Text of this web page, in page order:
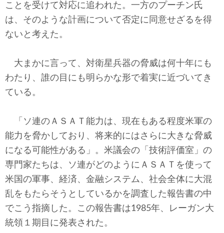
ことを受けて対応に追われた。一方のプーチン氏
は、そのような計画について否定に同意せざるを得
ないと考えた。
大まかに言って、対衛星兵器の脅威は何十年にも
わたり、誰の目にも明らかな形で着実に近づいてき
ている。
「ソ連のＡＳＡＴ能力は、現在もある程度米軍の
能力を脅かしており、将来的にはさらに大きな脅威
になる可能性がある」。米議会の「技術評価室」の
専門家たちは、ソ連がどのようにＡＳＡＴを使って
米国の軍事、経済、金融システム、社会全体に大混
乱をもたらそうとしているかを調査した報告書の中
でこう指摘した。この報告書は1985年、レーガン大
統領１期目に発表された。